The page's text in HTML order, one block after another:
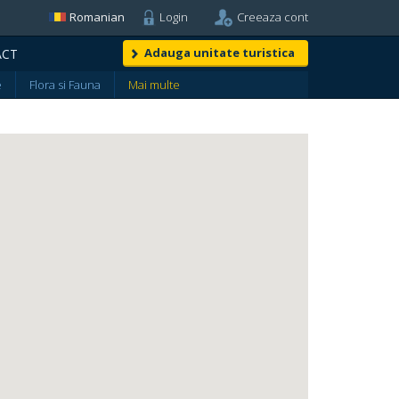
Login Creeaza cont
Romanian
Adauga unitate turistica
Flora si Fauna Mai multe